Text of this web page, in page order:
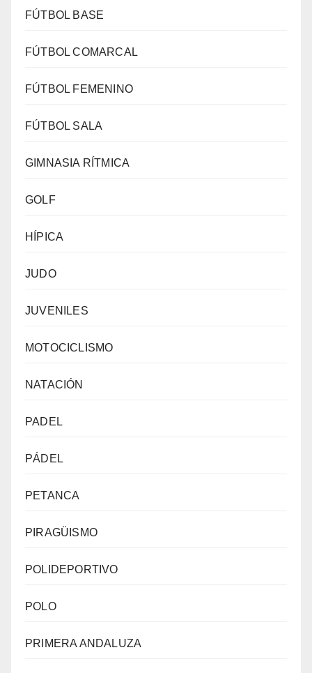
FÚTBOL BASE
FÚTBOL COMARCAL
FÚTBOL FEMENINO
FÚTBOL SALA
GIMNASIA RÍTMICA
GOLF
HÍPICA
JUDO
JUVENILES
MOTOCICLISMO
NATACIÓN
PADEL
PÁDEL
PETANCA
PIRAGÜISMO
POLIDEPORTIVO
POLO
PRIMERA ANDALUZA